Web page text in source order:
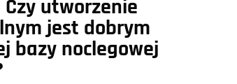
Czy utworzenie
jest dobrym
bazy noclegowej